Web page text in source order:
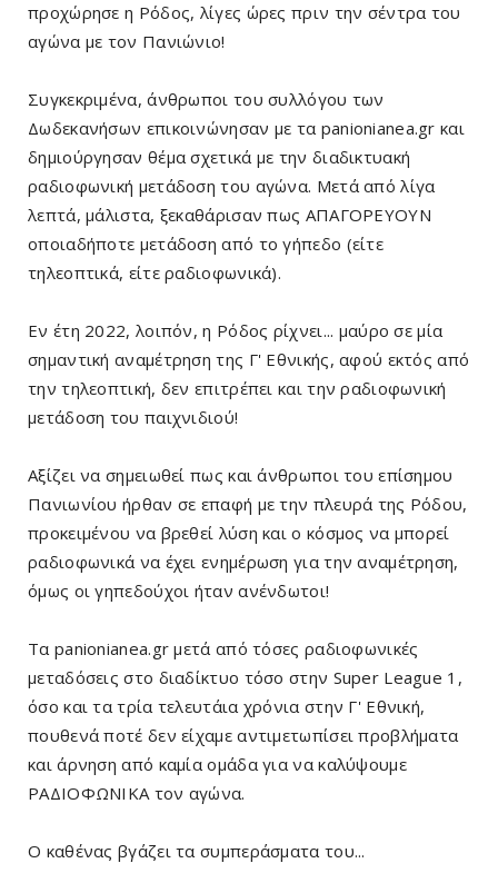
προχώρησε η Ρόδος, λίγες ώρες πριν την σέντρα του
αγώνα με τον Πανιώνιο!
Συγκεκριμένα, άνθρωποι του συλλόγου των
Δωδεκανήσων επικοινώνησαν με τα panionianea.gr και
δημιούργησαν θέμα σχετικά με την διαδικτυακή
ραδιοφωνική μετάδοση του αγώνα. Μετά από λίγα
λεπτά, μάλιστα, ξεκαθάρισαν πως ΑΠΑΓΟΡΕΥΟΥΝ
οποιαδήποτε μετάδοση από το γήπεδο (είτε
τηλεοπτικά, είτε ραδιοφωνικά).
Εν έτη 2022, λοιπόν, η Ρόδος ρίχνει... μαύρο σε μία
σημαντική αναμέτρηση της Γ' Εθνικής, αφού εκτός από
την τηλεοπτική, δεν επιτρέπει και την ραδιοφωνική
μετάδοση του παιχνιδιού!
Αξίζει να σημειωθεί πως και άνθρωποι του επίσημου
Πανιωνίου ήρθαν σε επαφή με την πλευρά της Ρόδου,
προκειμένου να βρεθεί λύση και ο κόσμος να μπορεί
ραδιοφωνικά να έχει ενημέρωση για την αναμέτρηση,
όμως οι γηπεδούχοι ήταν ανένδωτοι!
Τα panionianea.gr μετά από τόσες ραδιοφωνικές
μεταδόσεις στο διαδίκτυο τόσο στην Super League 1,
όσο και τα τρία τελευτάια χρόνια στην Γ' Εθνική,
πουθενά ποτέ δεν είχαμε αντιμετωπίσει προβλήματα
και άρνηση από καμία ομάδα για να καλύψουμε
ΡΑΔΙΟΦΩΝΙΚΑ τον αγώνα.
Ο καθένας βγάζει τα συμπεράσματα του...